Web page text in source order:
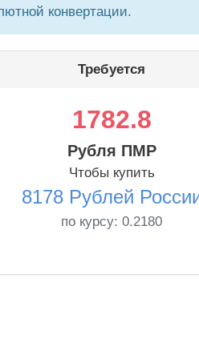
конвертации.
Требуется
1782.8
Рубля ПМР
Чтобы купить
8178 Рублей
по курсу: 0.2180